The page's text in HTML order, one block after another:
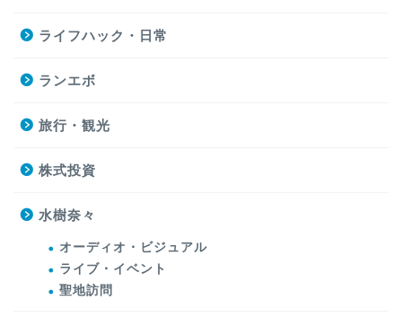
ライフハック・日常
ランエボ
旅行・観光
株式投資
水樹奈々
オーディオ・ビジュアル
ライブ・イベント
聖地訪問